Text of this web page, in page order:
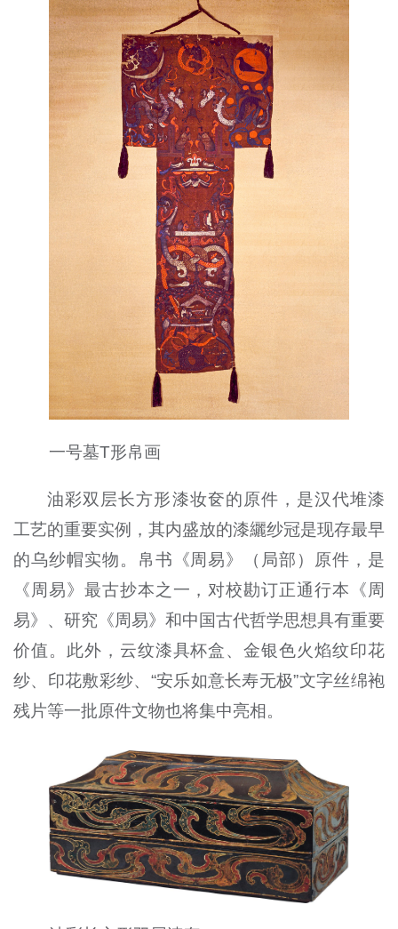
一号墓T形帛画
油彩双层长方形漆妆奁的原件，是汉代堆漆
工艺的重要实例，其内盛放的漆纚纱冠是现存最早
的乌纱帽实物。帛书《周易》（局部）原件，是
《周易》最古抄本之一，对校勘订正通行本《周
易》、研究《周易》和中国古代哲学思想具有重要
价值。此外，云纹漆具杯盒、金银色火焰纹印花
纱、印花敷彩纱、“安乐如意长寿无极”文字丝绵袍
残片等一批原件文物也将集中亮相。